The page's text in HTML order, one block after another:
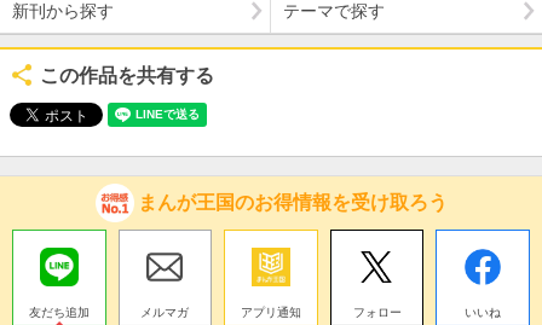
新刊から探す テーマで探す
この作品を共有する
まんが王国のお得情報を受け取ろう
友だち追加
メルマガ アプリ通知 フォロー いいね